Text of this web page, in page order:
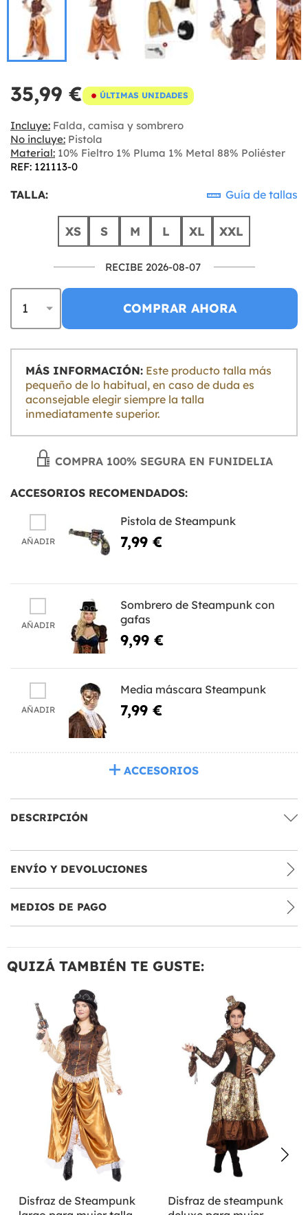
35,99 € ÚLTIMAS UNIDADES
Incluye: Falda, camisa y sombrero
No incluye: Pistola
Material: 10% Fieltro 1% Pluma 1% Metal 88% Poliéster
REF: 121113-0
TALLA: Guía de tallas
XS S M L XL XXL
RECIBE 2026-08-07
COMPRAR AHORA
MÁS INFORMACIÓN:
pequeño de lo habitual, en caso de duda es
aconsejable elegir siempre la talla
inmediatamente superior.
COMPRA 100% SEGURA EN FUNIDELIA
ACCESORIOS RECOMENDADOS:
AÑADIR
Pistola de Steampunk
7,99 €
AÑADIR
Sombrero de Steampunk con
gafas
9,99 €
AÑADIR
Media máscara Steampunk
7,99 €
ACCESORIOS
DESCRIPCIÓN
ENVÍO Y DEVOLUCIONES
MEDIOS DE PAGO
QUIZÁ TAMBIÉN TE GUSTE:
Disfraz de Steampunk
Disfraz de steampunk